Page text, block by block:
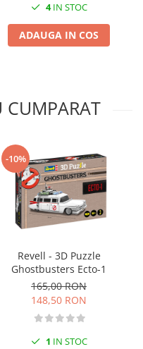
4IN STOC
ADAUGA IN COS
CUMPARAT
-10%
Revell - 3D Puzzle
Ghostbusters Ecto-1
165,00 RON
148,50 RON
1 IN STOC